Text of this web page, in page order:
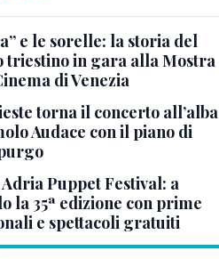
e le sorelle: la storia del
triestino in gara alla Mostra
di Venezia
torna il concerto all’alba
Audace con il piano di
Puppet Festival: a
la 35ª edizione con prime
e spettacoli gratuiti